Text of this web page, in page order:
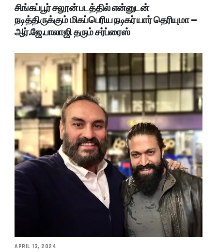
சிங்கப்பூர் சலூன் படத்தில் என்னுடன்
நடித்திருக்கும் மிகப்பெரிய நடிகர் யார் தெரியுமா –
ஆர்.ஜே.பாலாஜி தரும் சர்ப்ரைஸ்
APRIL 13, 2024